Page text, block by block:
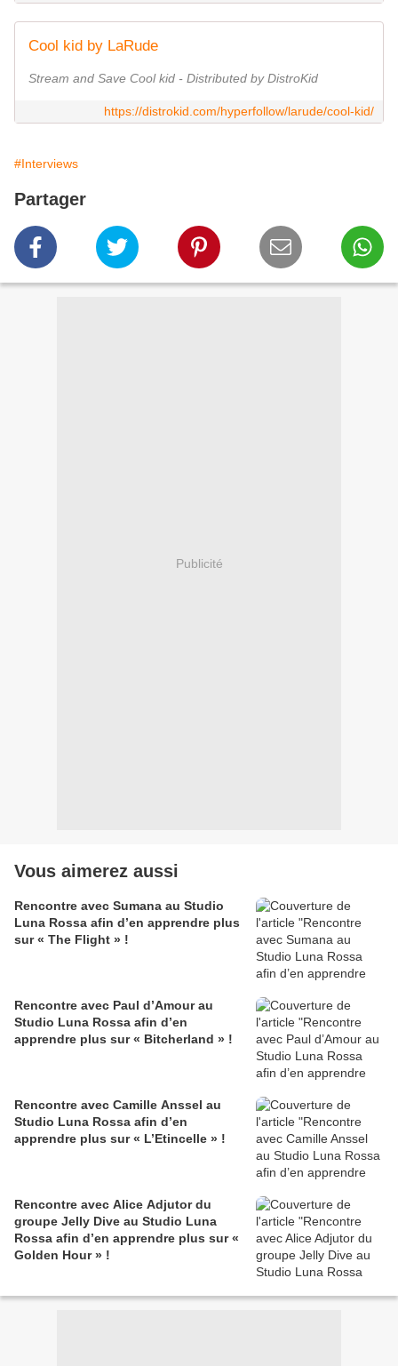
Cool kid by LaRude
Stream and Save Cool kid - Distributed by DistroKid
https://distrokid.com/hyperfollow/larude/cool-kid/
#Interviews
Partager
Publicité
Vous aimerez aussi
Rencontre avec Sumana au Studio
Luna Rossa afin d’en apprendre plus
sur « The Flight » !
Rencontre avec Paul d’Amour au
Studio Luna Rossa afin d’en
apprendre plus sur « Bitcherland » !
Rencontre avec Camille Anssel au
Studio Luna Rossa afin d’en
apprendre plus sur « L’Etincelle » !
Rencontre avec Alice Adjutor du
groupe Jelly Dive au Studio Luna
Rossa afin d’en apprendre plus sur «
Golden Hour » !